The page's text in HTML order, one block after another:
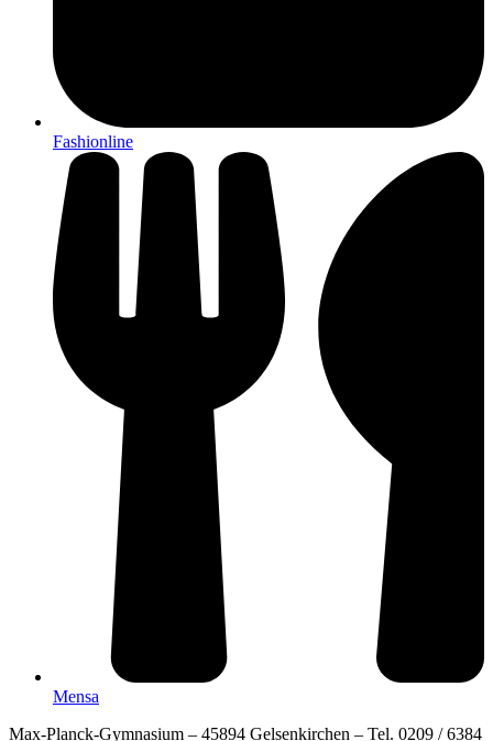
Fashionline
Mensa
Max-Planck-Gymnasium – 45894 Gelsenkirchen – Tel. 0209 / 6384